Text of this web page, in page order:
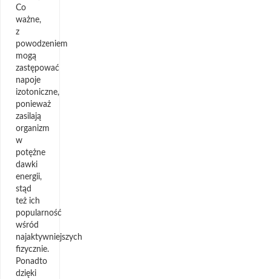
Co
ważne,
z
powodzeniem
mogą
zastępować
napoje
izotoniczne,
ponieważ
zasilają
organizm
w
potężne
dawki
energii,
stąd
też ich
popularność
wśród
najaktywniejszych
fizycznie.
Ponadto
dzięki